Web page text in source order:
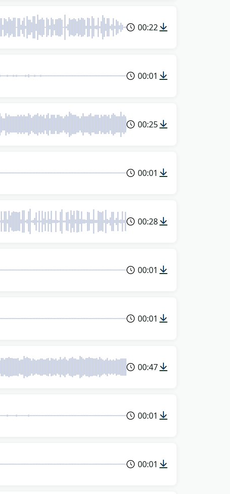
00:22
00:01
00:25
00:01
00:28
00:01
00:01
00:47
00:01
00:01